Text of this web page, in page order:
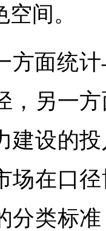
间。
方面统
，另一
建设的
场在口
分类标